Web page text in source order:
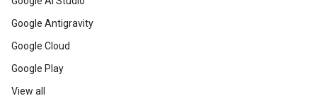
Google Antigravity
Google Cloud
Google Play
View all